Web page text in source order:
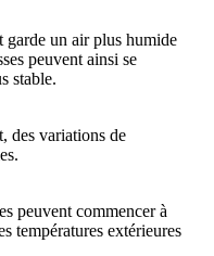
garde un air plus humide
peuvent ainsi se
stable.
des variations de
peuvent commencer à
températures extérieures